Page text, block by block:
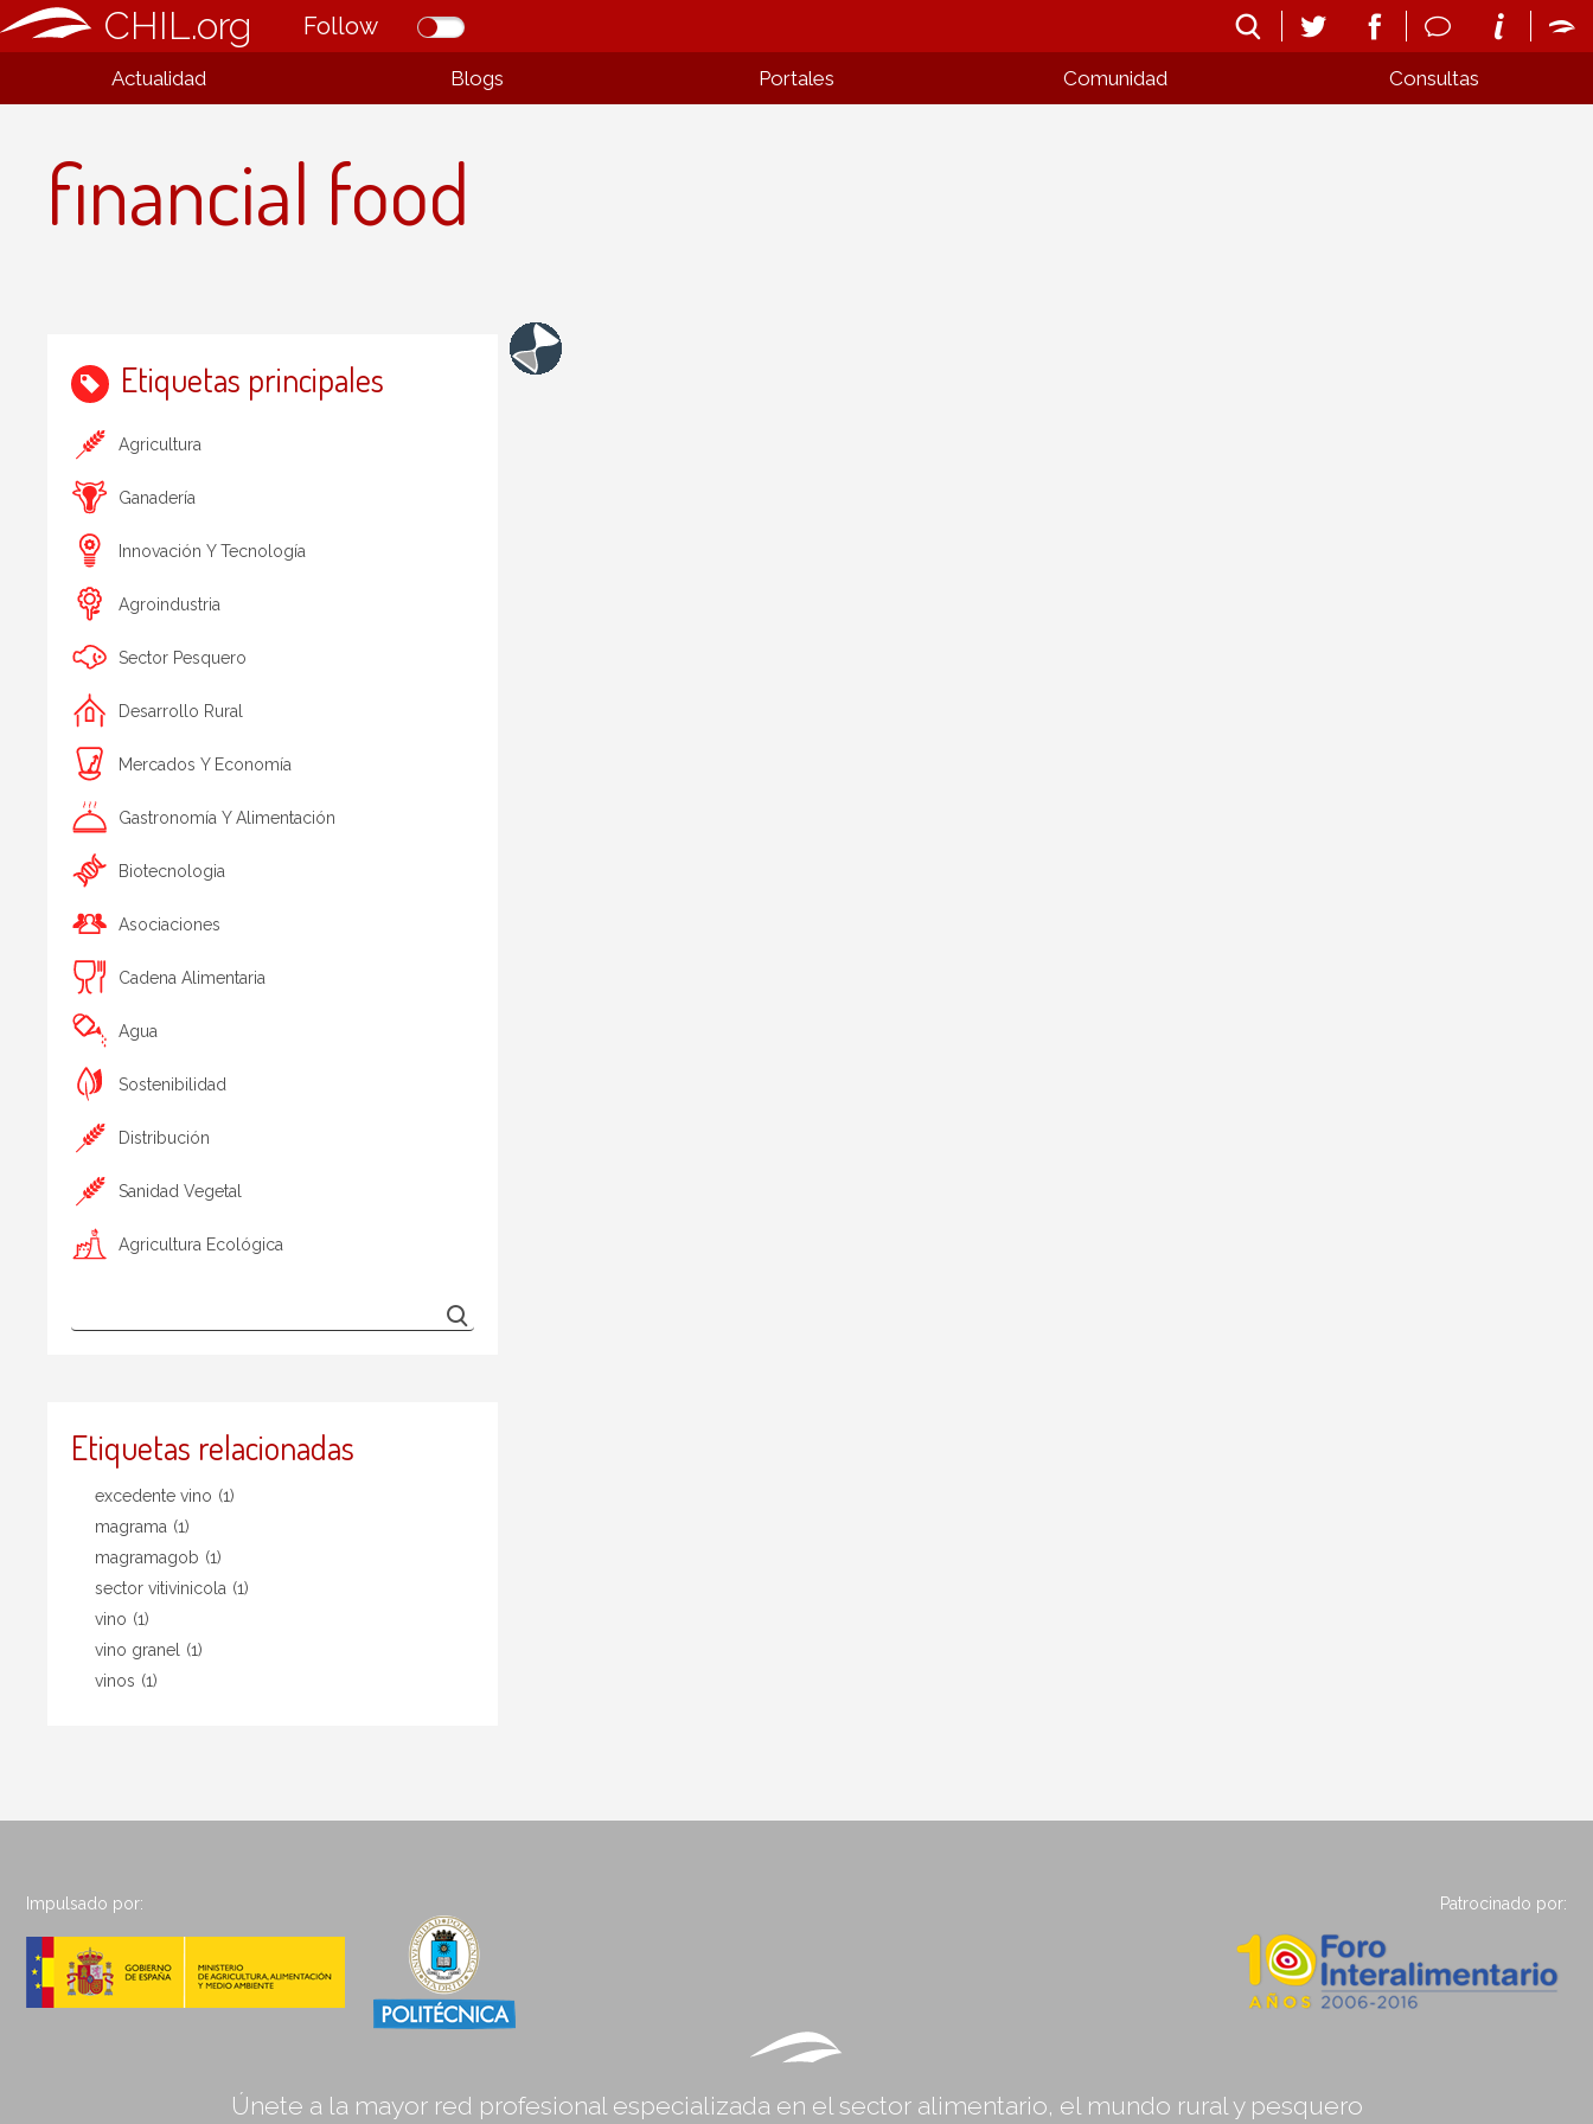
CHIL.org Follow
Actualidad Blogs Portales Comunidad Consultas
financial food
Etiquetas principales
Agricultura
Ganadería
Innovación Y Tecnología
Agroindustria
Sector Pesquero
Desarrollo Rural
Mercados Y Economía
Gastronomía Y Alimentación
Biotecnologia
Asociaciones
Cadena Alimentaria
Agua
Sostenibilidad
Distribución
Sanidad Vegetal
Agricultura Ecológica
Etiquetas relacionadas
excedente vino (1)
magrama (1)
magramagob (1)
sector vitivinicola (1)
vino (1)
vino granel
(1)
vinos (1)
Impulsado por: Patrocinado por:
Únete a la mayor red profesional especializada en el sector alimentario, el mundo rural y pesquero